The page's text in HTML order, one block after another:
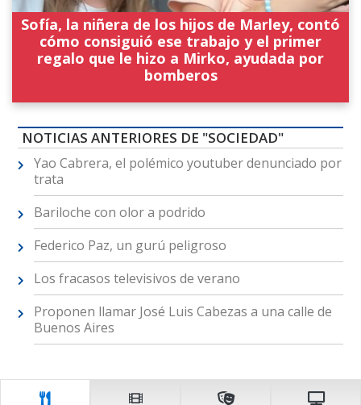
Sofía, la niñera de los hijos de Marley, contó
cómo consiguió ese trabajo y el primer
regalo que le hizo a Mirko, ayudada por
bomberos
NOTICIAS ANTERIORES DE "SOCIEDAD"
Yao Cabrera, el polémico youtuber denunciado por
trata
Bariloche con olor a podrido
Federico Paz, un gurú peligroso
Los fracasos televisivos de verano
Proponen llamar José Luis Cabezas a una calle de
Buenos Aires